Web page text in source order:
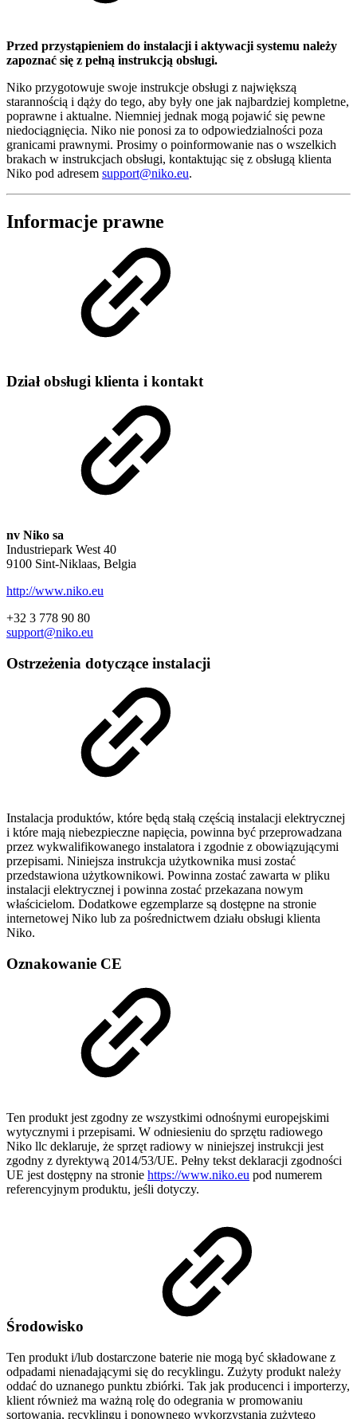
Przed przystąpieniem do instalacji i aktywacji systemu należy
zapoznać się z pełną instrukcją obsługi.
Niko przygotowuje swoje instrukcje obsługi z największą
starannością i dąży do tego, aby były one jak najbardziej kompletne,
poprawne i aktualne. Niemniej jednak mogą pojawić się pewne
niedociągnięcia. Niko nie ponosi za to odpowiedzialności poza
granicami prawnymi. Prosimy o poinformowanie nas o wszelkich
brakach w instrukcjach obsługi, kontaktując się z obsługą klienta
Niko pod adresem support@niko.eu.
Informacje prawne
Dział obsługi klienta i kontakt
nv Niko sa
Industriepark West 40
9100 Sint-Niklaas, Belgia
http://www.niko.eu
+32 3 778 90 80
support@niko.eu
Ostrzeżenia dotyczące instalacji
Instalacja produktów, które będą stałą częścią instalacji elektrycznej
i które mają niebezpieczne napięcia, powinna być przeprowadzana
przez wykwalifikowanego instalatora i zgodnie z obowiązującymi
przepisami. Niniejsza instrukcja użytkownika musi zostać
przedstawiona użytkownikowi. Powinna zostać zawarta w pliku
instalacji elektrycznej i powinna zostać przekazana nowym
właścicielom. Dodatkowe egzemplarze są dostępne na stronie
internetowej Niko lub za pośrednictwem działu obsługi klienta
Niko.
Oznakowanie CE
Ten produkt jest zgodny ze wszystkimi odnośnymi europejskimi
wytycznymi i przepisami. W odniesieniu do sprzętu radiowego
Niko llc deklaruje, że sprzęt radiowy w niniejszej instrukcji jest
zgodny z dyrektywą 2014/53/UE. Pełny tekst deklaracji zgodności
UE jest dostępny na stronie https://www.niko.eu pod numerem
referencyjnym produktu, jeśli dotyczy.
Środowisko
Ten produkt i/lub dostarczone baterie nie mogą być składowane z
odpadami nienadającymi się do recyklingu. Zużyty produkt należy
oddać do uznanego punktu zbiórki. Tak jak producenci i importerzy,
klient również ma ważną rolę do odegrania w promowaniu
sortowania, recyklingu i ponownego wykorzystania zużytego